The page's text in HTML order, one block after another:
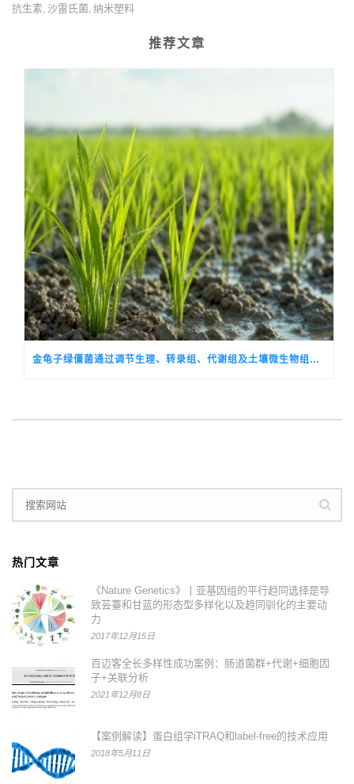
抗生素, 沙雷氏菌, 纳米塑料
推荐文章
金龟子绿僵菌通过调节生理、转录组、代谢组及土壤微生物组减轻铅与纳米塑料对水稻的毒性
热门文章
《Nature Genetics》丨亚基因组的平行趋同选择是导
致芸薹和甘蓝的形态型多样化以及趋同驯化的主要动
力
2017年12月15日
百迈客全长多样性成功案例：肠道菌群+代谢+细胞因
子+关联分析
2021年12月8日
【案例解读】蛋白组学iTRAQ和label-free的技术应用
2018年5月11日